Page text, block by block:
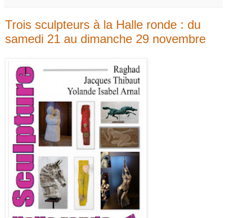
Trois sculpteurs à la Halle ronde : du
samedi 21 au dimanche 29 novembre